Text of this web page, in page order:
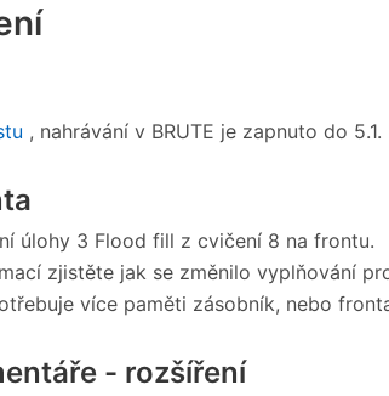
, nahrávání v BRUTE je zapnuto do 5.1.
úlohy 3 Flood fill z cvičení 8 na frontu.
zjistěte jak se změnilo vyplňování
více paměti zásobník, nebo
- rozšíření